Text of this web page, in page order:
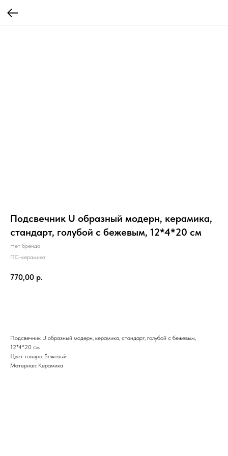
Подсвечник U образный модерн, керамика,
стандарт, голубой с бежевым, 12*4*20 см
Нет бренда
ПС-керамика
770,00 р.
Подсвечник U образный модерн, керамика, стандарт, голубой с бежевым,
12*4*20 см
Цвет товара: Бежевый
Материал: Керамика